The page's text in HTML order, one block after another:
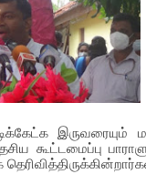
இருவரையும்
கூட்டமைப்பு